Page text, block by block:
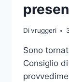
Divruggeri
Sono
Consiglio